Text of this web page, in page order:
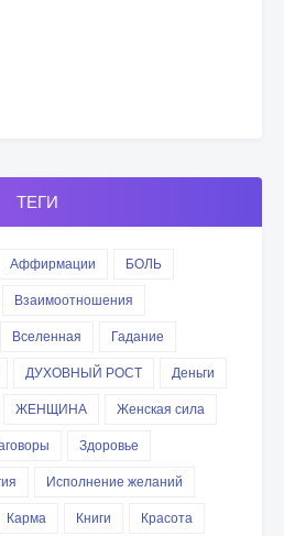
ТЕГИ
Аффирмации
БОЛЬ
Взаимоотношения
Вселенная
Гадание
ДУХОВНЫЙ РОСТ
Деньги
ЖЕНЩИНА
Женская сила
Здоровье
Исполнение желаний
Карма Книги
Красота